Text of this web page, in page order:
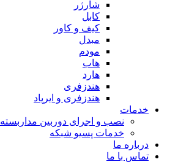
شارژر
کابل
کیف و کاور
مبدل
مودم
هاب
هارد
هندزفری
هندزفری و ایرپاد
خدمات
نصب و اجرای دوربین مداربسته
خدمات پسیو شبکه
درباره ما
تماس با ما